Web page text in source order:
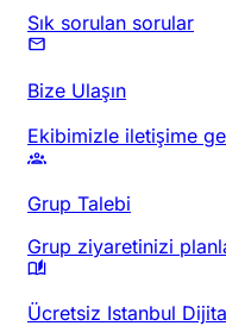
Sık sorulan sorular
Bize Ulaşın
Ekibimizle iletişime
Grup Talebi
Grup ziyaretinizi
Ücretsiz Istanbul